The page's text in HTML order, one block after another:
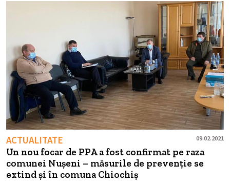
ACTUALITATE 09.02.2021
Un nou focar de PPA a fost confirmat pe raza
comunei Nușeni – măsurile de prevenție se
extind și în comuna Chiochiș